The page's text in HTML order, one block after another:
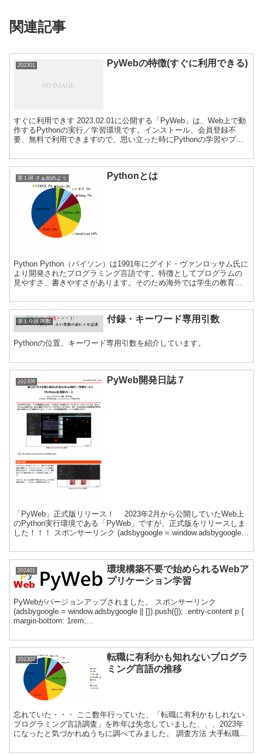
関連記事
202301 PyWebの特徴(すぐに利用できる)
すぐに利用できす 2023.02.01に公開する「PyWeb」は、Web上で動
作するPythonの実行／学習環境です。インストール、会員登録不
要、無料で利用できますので、思い立った時にPythonの学習やプロ
第１回 さぁ始めよう Pythonとは
Python Python（パイソン）は1991年にグイド・ヴァンロッサム氏に
より開発されたプログラミング言語です。特徴としてプログラムの
見やすさ、書きやすさがあります。そのため海外では学生の教育用
第１０回 関数 付録・キーワード専用引数
Pythonの位置、キーワード専用引数を紹介しています。
202306 PyWeb開発日誌７
「PyWeb」正式版リリース！ 2023年2月から公開していたWeb上
のPython実行環境である「PyWeb」ですが、正式版をリリースしま
した！！！ スポンサーリンク (adsbygoogle = window.adsbygoogle
202401
環境構築不要で始められるWebア
プリケーション学習
PyWebがバージョンアップされました。 スポンサーリンク
(adsbygoogle = window.adsbygoogle || []).push({}); .entry-content p {
margin-bottom: 1rem;...
202302
転職に有利かも知れないプログラ
ミング言語の推移
忘れていた・・・ ここ数年行っていた、「転職に有利かもしれない
プログラミング言語調査」を昨年は失念していました、、、2023年
になったと気づかれぬうちに調べてみました。 調査方法 大手転職サ